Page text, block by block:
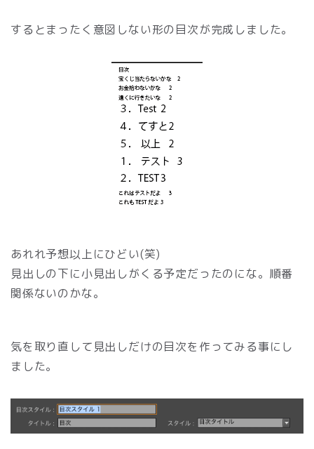
するとまったく意図しない形の目次が完成しました。
あれれ予想以上にひどい(笑)
見出しの下に小見出しがくる予定だったのにな。順番
関係ないのかな。
気を取り直して見出しだけの目次を作ってみる事にし
ました。